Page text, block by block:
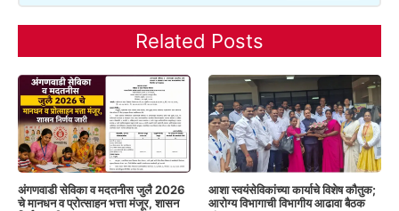
Related Posts
अंगणवाडी सेविका व मदतनीस जुलै 2026
चे मानधन व प्रोत्साहन भत्ता मंजूर, शासन
आशा स्वयंसेविकांच्या कार्याचे विशेष कौतुक;
आरोग्य विभागाची विभागीय आढावा बैठक